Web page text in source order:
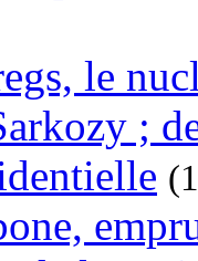
le
;